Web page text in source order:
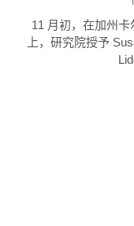
11 月初，在加州
上，研究院授予